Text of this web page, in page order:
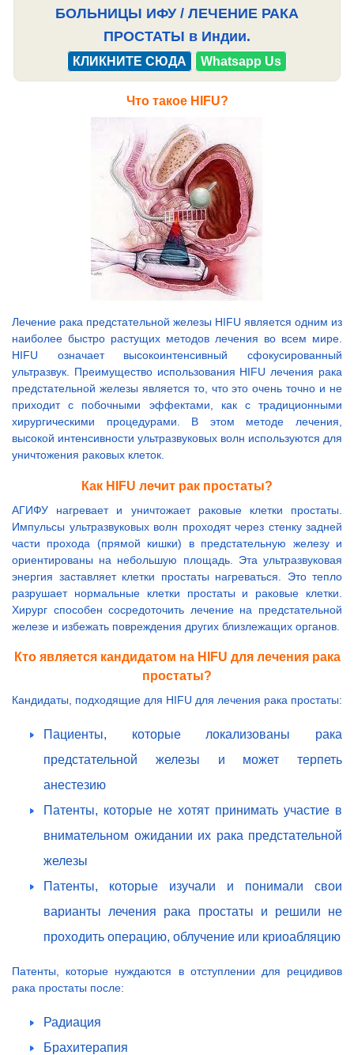
БОЛЬНИЦЫ ИФУ / ЛЕЧЕНИЕ РАКА
ПРОСТАТЫ в Индии.
КЛИКНИТЕ СЮДА Whatsapp Us
Что такое HIFU?
Лечение рака предстательной железы HIFU является одним из
наиболее быстро растущих методов лечения во всем мире.
HIFU означает высокоинтенсивный сфокусированный
ультразвук. Преимущество использования HIFU лечения рака
предстательной железы является то, что это очень точно и не
приходит с побочными эффектами, как с традиционными
хирургическими процедурами. В этом методе лечения,
высокой интенсивности ультразвуковых волн используются для
уничтожения раковых клеток.
Как HIFU лечит рак простаты?
АГИФУ нагревает и уничтожает раковые клетки простаты.
Импульсы ультразвуковых волн проходят через стенку задней
части прохода (прямой кишки) в предстательную железу и
ориентированы на небольшую площадь. Эта ультразвуковая
энергия заставляет клетки простаты нагреваться. Это тепло
разрушает нормальные клетки простаты и раковые клетки.
Хирург способен сосредоточить лечение на предстательной
железе и избежать повреждения других близлежащих органов.
Кто является кандидатом на HIFU для лечения рака
простаты?
Кандидаты, подходящие для HIFU для лечения рака простаты:
Пациенты, которые локализованы рака
предстательной железы и может терпеть
анестезию
Патенты, которые не хотят принимать участие в
внимательном ожидании их рака предстательной
железы
Патенты, которые изучали и понимали свои
варианты лечения рака простаты и решили не
проходить операцию, облучение или криоабляцию
Патенты, которые нуждаются в отступлении для рецидивов
рака простаты после:
Радиация
Брахитерапия